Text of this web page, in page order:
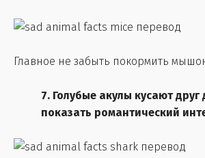
Главное не забыть покормить
7. Голубые акулы кусают друг
показать романтический